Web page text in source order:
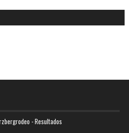
- Resultados